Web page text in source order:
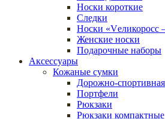
Носки короткие
Следки
Носки «Vеликоросс
Женские носки
Подарочные наборы
Аксессуары
Кожаные сумки
Дорожно-
Портфели
Рюкзаки
Рюкзаки компактные